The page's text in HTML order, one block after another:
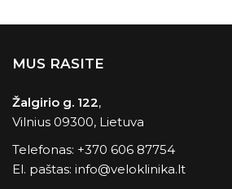
MUS RASITE
Žalgirio g. 122,
Vilnius 09300, Lietuva
Telefonas: +370 606 87754
El. paštas: info@veloklinika.lt